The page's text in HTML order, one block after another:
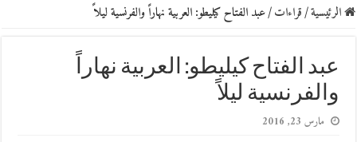
الرئيسية/قراءات/عبد الفتاح كيليطو: العربية نهاراً والفرنسية ليلاً
عبد الفتاح كيليطو: العربية نهاراً
والفرنسية ليلاً
مارس 23, 2016